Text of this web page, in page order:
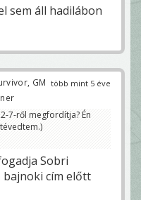
sem áll hadilábon
több mint 5 éve
GM
7-ről megfordítja? Én
Sobri
bajnoki cím előtt